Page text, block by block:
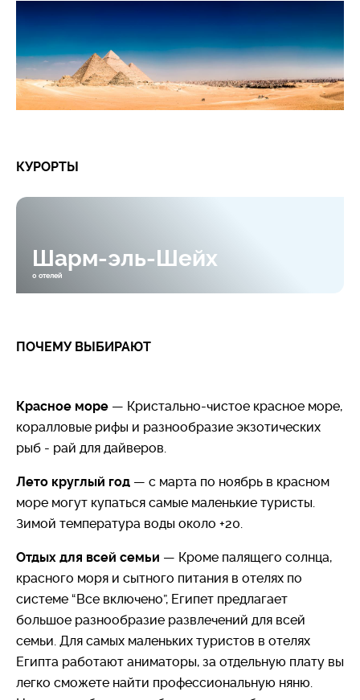
туристических районах широко используются
английский и немецкий языки.
Время:UTC +2 ч. В Египте нет перехода на
указывается как LE (франц. — Livre
большинство жителей, более 90%, это сами
сирийцы, ливанцы.
Крупнейшие города – Каир и
Александрия.
мусульманство суннитского толка. Остальные
жители являются христианами.
занимает Северо-Восточный угол Африканского
континента, а небольшая часть его территории
расположена в Азии, на Синайском полуострове.
Страны-соседи: Судан, Ливия, Израиль и
Палестинская Автономия. Страну омывают
Средиземное и Красное моря. Главная
территориальная ценность Египта – Суэцкий канал,
КУРОРТЫ
Шарм-эль-Шейх
0 отелей
ПОЧЕМУ ВЫБИРАЮТ
Красное море — Кристально-чистое красное море,
коралловые рифы и разнообразие экзотических
рыб - рай для дайверов.
Лето круглый год — с марта по ноябрь в красном
море могут купаться самые маленькие туристы.
Зимой температура воды около +20.
Отдых для всей семьи — Кроме палящего солнца,
красного моря и сытного питания в отелях по
системе “Все включено”, Египет предлагает
большое разнообразие развлечений для всей
семьи. Для самых маленьких туристов в отелях
Египта работают аниматоры, за отдельную плату вы
легко сможете найти профессиональную няню.